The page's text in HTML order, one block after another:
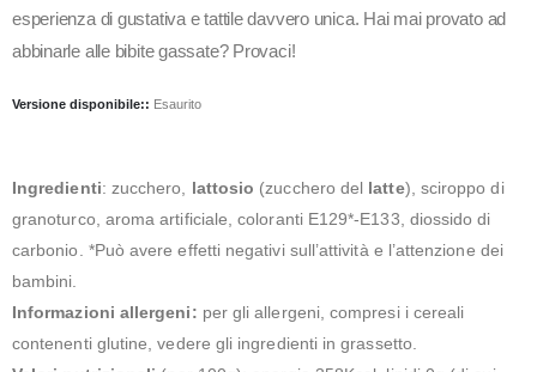
esperienza di gustativa e tattile davvero unica. Hai mai provato ad
abbinarle alle bibite gassate? Provaci!
Versione disponibile:: Esaurito
Ingredienti: zucchero, lattosio (zucchero del latte), sciroppo di
granoturco, aroma artificiale, coloranti E129*-E133, diossido di
carbonio. *Può avere effetti negativi sull’attività e l’attenzione dei
bambini.
Informazioni allergeni: per gli allergeni, compresi i cereali
contenenti glutine, vedere gli ingredienti in grassetto.